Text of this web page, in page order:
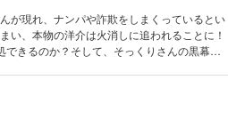
が現れ、ナンパや詐欺をしまくっているとい
い、本物の洋介は火消しに追われることに！
きるのか？そして、そっくりさんの黒幕と